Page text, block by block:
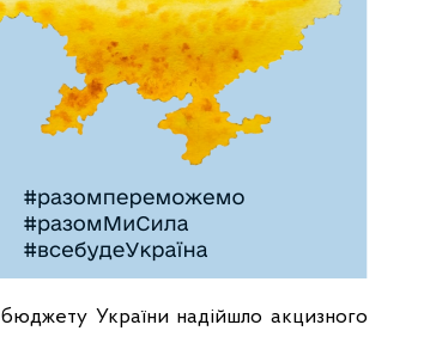
України надійшло акцизного